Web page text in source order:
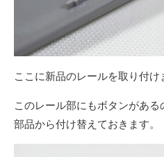
ここに新品のレールを取り付け
このレール部にもボタンがあ
部品から付け替えておきます。